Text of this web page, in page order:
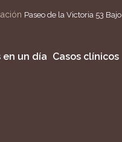
Paseo de la Victoria 53 Bajo
en un día Casos clínicos